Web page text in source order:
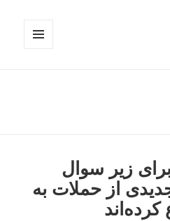
زیر سوال
از حملات به
کرده‌اند